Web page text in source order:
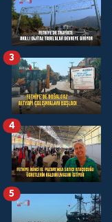
3
4
5